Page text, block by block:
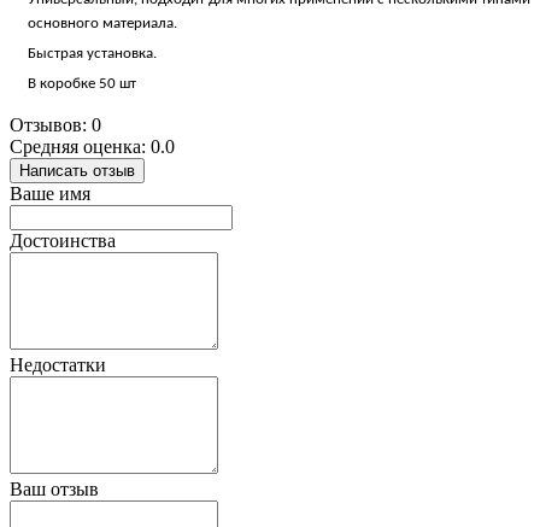
основного материала.
Быстрая установка.
В коробке 50 шт
Отзывов: 0
Средняя оценка: 0.0
Написать отзыв
Ваше имя
Достоинства
Недостатки
Ваш отзыв